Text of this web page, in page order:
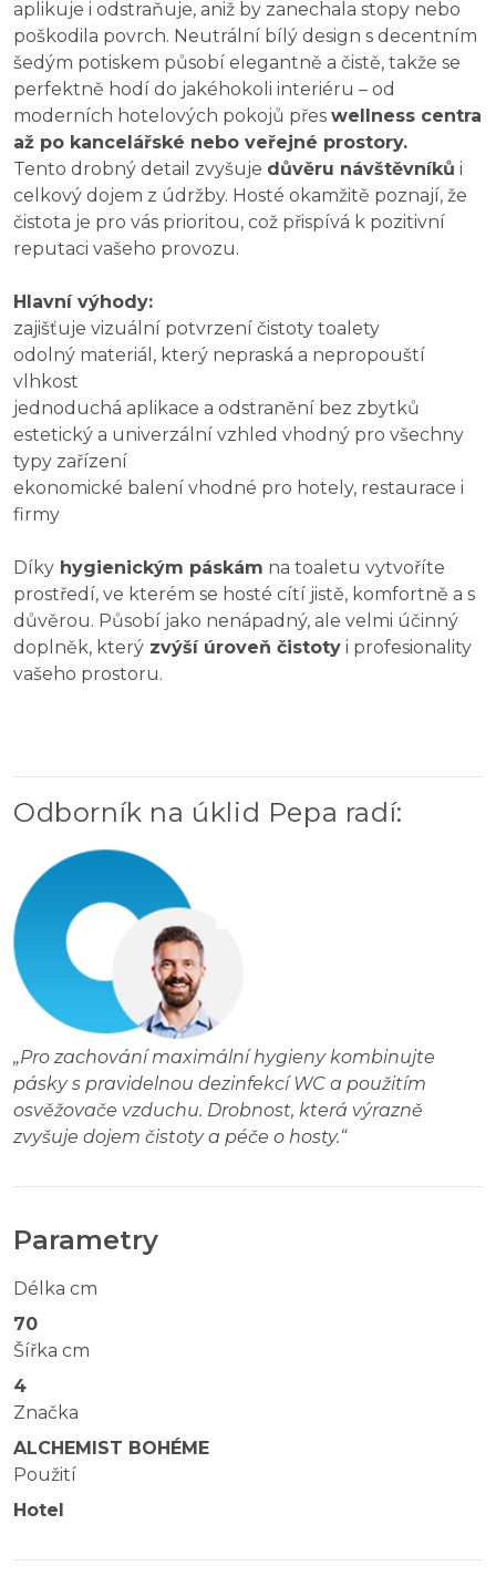
aplikuje i odstraňuje, aniž by zanechala stopy nebo
poškodila povrch. Neutrální bílý design s decentním
šedým potiskem působí elegantně a čistě, takže se
perfektně hodí do jakéhokoli interiéru – od
moderních hotelových pokojů přes wellness centra
až po kancelářské nebo veřejné prostory.
Tento drobný detail zvyšuje důvěru návštěvníků i
celkový dojem z údržby. Hosté okamžitě poznají, že
čistota je pro vás prioritou, což přispívá k pozitivní
reputaci vašeho provozu.
Hlavní výhody:
zajišťuje vizuální potvrzení čistoty toalety
odolný materiál, který nepraská a nepropouští
vlhkost
jednoduchá aplikace a odstranění bez zbytků
estetický a univerzální vzhled vhodný pro všechny
typy zařízení
ekonomické balení vhodné pro hotely, restaurace i
firmy
Díky hygienickým páskám na toaletu vytvoříte
prostředí, ve kterém se hosté cítí jistě, komfortně a s
důvěrou. Působí jako nenápadný, ale velmi účinný
doplněk, který zvýší úroveň čistoty i profesionality
vašeho prostoru.
Odborník na úklid Pepa radí:
„Pro zachování maximální hygieny kombinujte
pásky s pravidelnou dezinfekcí WC a použitím
osvěžovače vzduchu. Drobnost, která výrazně
zvyšuje dojem čistoty a péče o hosty.“
Parametry
Délka cm
70
Šířka cm
4
Značka
ALCHEMIST BOHÉME
Použití
Hotel